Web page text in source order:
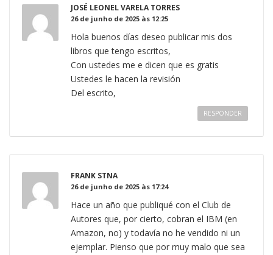
JOSÉ LEONEL VARELA TORRES
26 de junho de 2025 às 12:25
Hola buenos días deseo publicar mis dos
libros que tengo escritos,
Con ustedes me e dicen que es gratis
Ustedes le hacen la revisión
Del escrito,
RESPONDER
FRANK STNA
26 de junho de 2025 às 17:24
Hace un año que publiqué con el Club de
Autores que, por cierto, cobran el IBM (en
Amazon, no) y todavía no he vendido ni un
ejemplar. Pienso que por muy malo que sea